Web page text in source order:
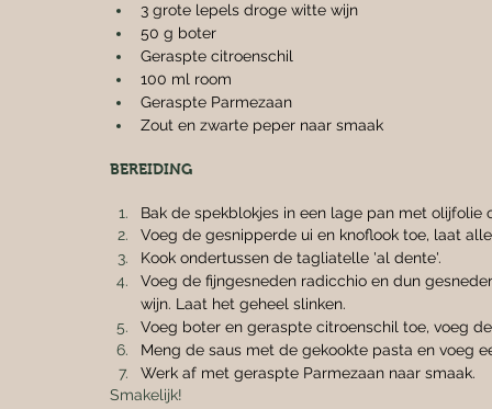
3 grote lepels droge witte wijn
50 g boter
Geraspte citroenschil
100 ml room
Geraspte Parmezaan
Zout en zwarte peper naar smaak
BEREIDING
Bak de spekblokjes in een lage pan met olijfolie
Voeg de gesnipperde ui en knoflook toe, laat
Kook ondertussen de tagliatelle 'al dente'.
Voeg de fijngesneden radicchio en dun
wijn. Laat het geheel slinken.
Voeg boter en geraspte citroenschil toe, voeg
Meng de saus met de gekookte pasta en voeg
Werk af met geraspte Parmezaan naar smaak.
Smakelijk!